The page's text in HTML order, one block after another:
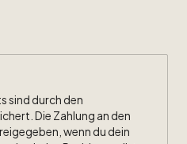
sind durch den
Die Zahlung an den
wenn du dein